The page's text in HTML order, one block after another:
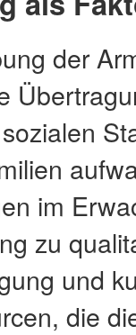
der
im
zu
und
die